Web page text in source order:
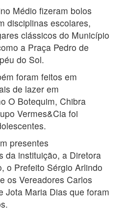
Médio fizeram bolos
disciplinas escolares,
clássicos do Município
a Praça Pedro de
do Sol.
foram feitos em
de lazer em
O Botequim, Chibra
Vermes&Cia foi
presentes
da instituição, a Diretora
o Prefeito Sérgio Arlindo
os Vereadores Carlos
Jota Maria Dias que foram